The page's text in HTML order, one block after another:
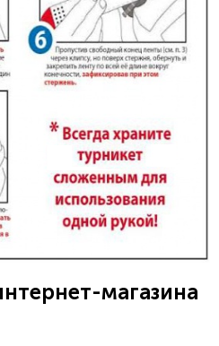
магазина